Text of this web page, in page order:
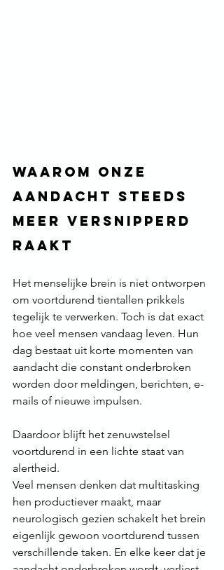
Waarom onze
aandacht steeds
meer versnipperd
raakt
Het menselijke brein is niet ontworpen
om voortdurend tientallen prikkels
tegelijk te verwerken. Toch is dat exact
hoe veel mensen vandaag leven. Hun
dag bestaat uit korte momenten van
aandacht die constant onderbroken
worden door meldingen, berichten, e-
mails of nieuwe impulsen.
Daardoor blijft het zenuwstelsel
voortdurend in een lichte staat van
alertheid.
Veel mensen denken dat multitasking
hen productiever maakt, maar
neurologisch gezien schakelt het brein
eigenlijk gewoon voortdurend tussen
verschillende taken. En elke keer dat je